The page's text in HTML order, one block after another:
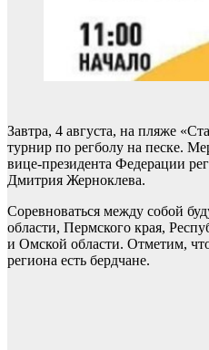
Завтра, 4 августа, на пляже
турнир по регболу на песке.
вице-президента Федерации
Дмитрия Жерноклева.
Соревноваться между собой
области, Пермского края,
и Омской области. Отметим,
региона есть бердчане.